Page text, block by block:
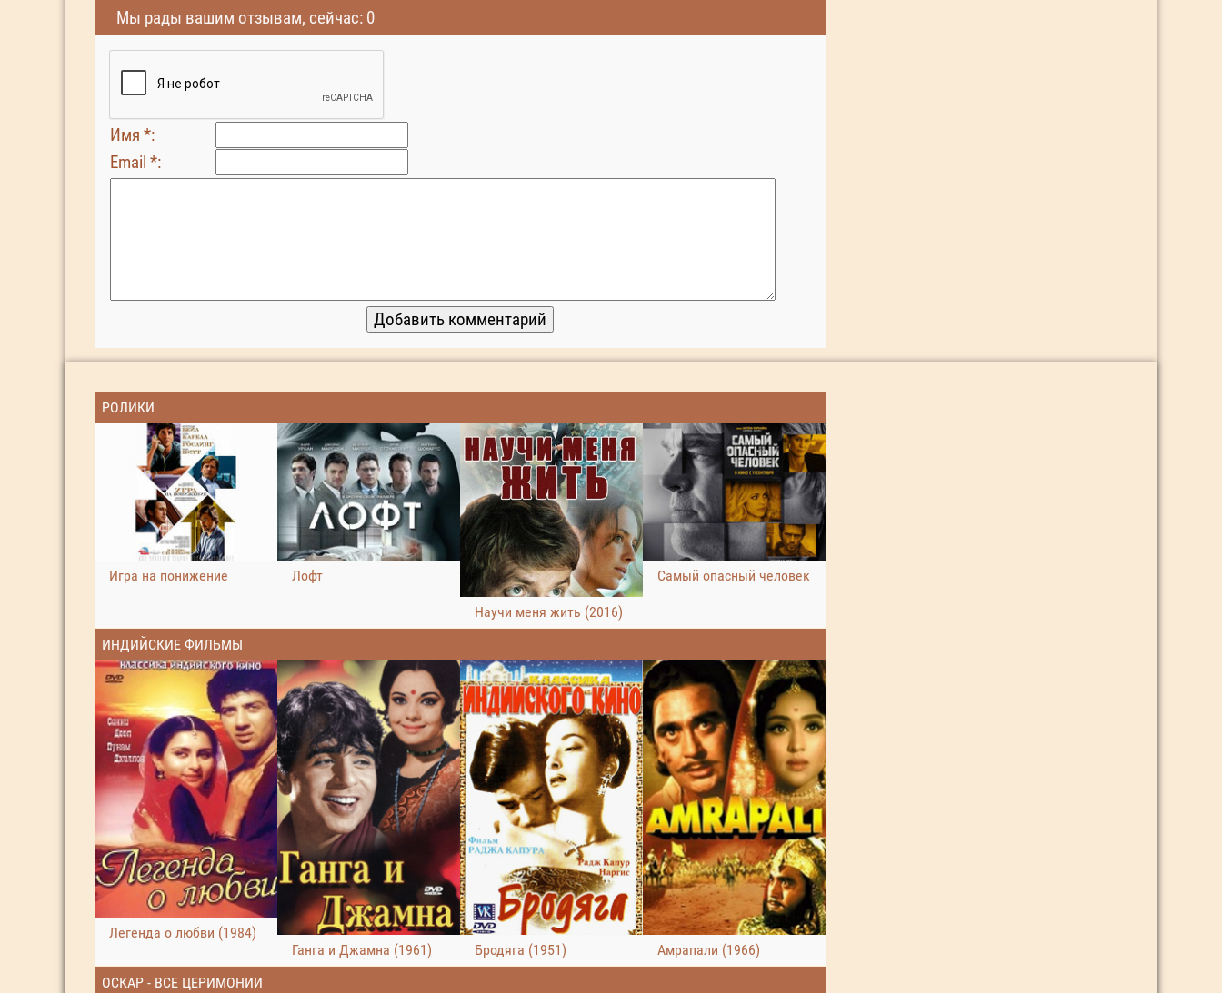
Мы рады вашим отзывам, сейчас: 0
Имя *:
Email *:
РОЛИКИ
Игра на понижение Лофт
Научи меня жить (2016)
Самый опасный человек
ИНДИЙСКИЕ ФИЛЬМЫ
Легенда о любви (1984)
Ганга и Джамна (1961)
Бродяга (1951)
Амрапали (1966)
ОСКАР - ВСЕ ЦЕРИМОНИИ